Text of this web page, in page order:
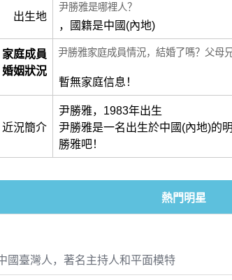
出生地
尹勝雅是哪裡人？
，國籍是中國(內地)
家庭成員
婚姻狀況
尹勝雅家庭成員情況，結婚了嗎？父母
暫無家庭信息！
近況簡介
尹勝雅，1983年出生
尹勝雅是一名出生於中國(內地)的
勝雅吧！
熱門明星
國臺灣人，著名主持人和平面模特